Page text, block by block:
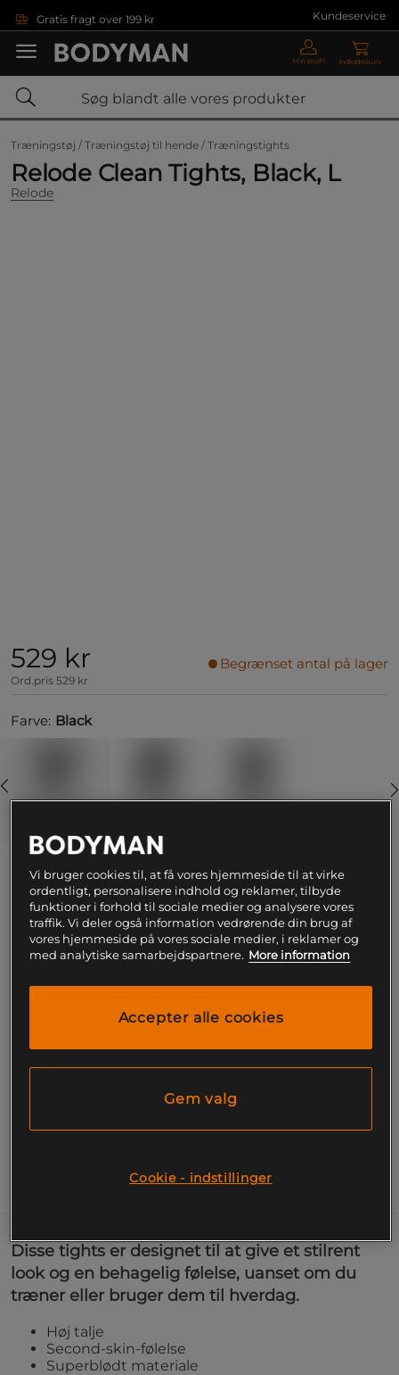
Gratis fragt over 199 kr Kundeservice
Min profil Indkøbskurv
Træningstøj / Træningstøj til hende / Træningstights
Relode Clean Tights, Black, L
Relode
529 kr
Ord.pris 529 kr
Begrænset antal på lager
Farve: Black
L
Føj til indkøbskurven
Gratis fragt over 199
Gratis
14 dages
SKU #1687-107R | EAN
Læs mere
Disse tights er designet til at give et stilrent
look og en behagelig følelse, uanset om du
træner eller bruger dem til hverdag.
Høj talje
Second-skin-følelse
Superblødt materiale
Vi bruger cookies til, at få vores hjemmeside til at virke
ordentligt, personalisere indhold og reklamer, tilbyde
funktioner i forhold til sociale medier og analysere vores
traffik. Vi deler også information vedrørende din brug af
vores hjemmeside på vores sociale medier, i reklamer og
med analytiske samarbejdspartnere. More information
Accepter alle cookies
Gem valg
Cookie - indstillinger